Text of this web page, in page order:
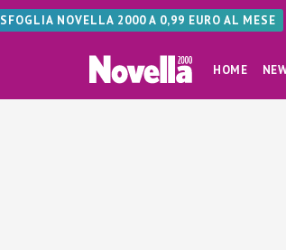
SFOGLIA NOVELLA 2000 A 0,99 EURO AL MESE
HOME